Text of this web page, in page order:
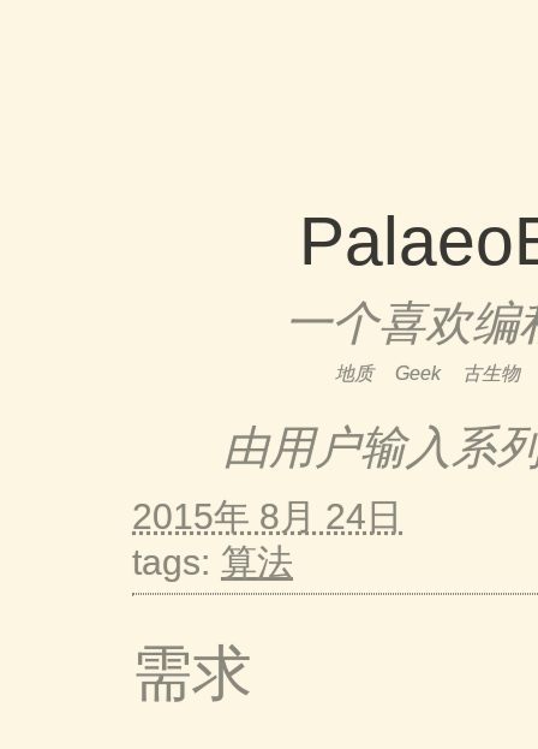
一个喜欢编
地质 Geek 古生物
由用户输入系
2015年 8月 24日
tags: 算法
需求